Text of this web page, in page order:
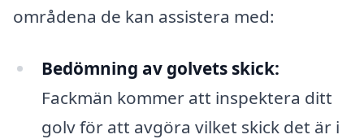
områdena de kan assistera med:
Bedömning av golvets skick:
Fackmän kommer att inspektera ditt
golv för att avgöra vilket skick det är i